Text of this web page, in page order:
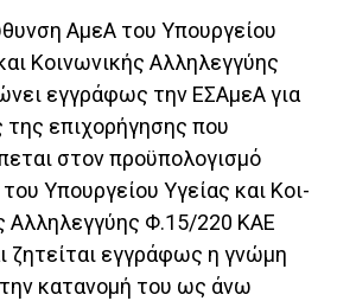
ΑμεΑ του Υπουργείου
Κοινω­νικής Αλληλεγγύης
εγγράφως την ΕΣΑμεΑ για
της επιχορήγησης που
στον προϋπολογισμό
Υπουργείου Υγείας και Κοι­
Αλληλεγγύης Φ.15/220 ΚΑΕ
ζητείται εγγράφως η γνώμη
την κατανομή του ως άνω